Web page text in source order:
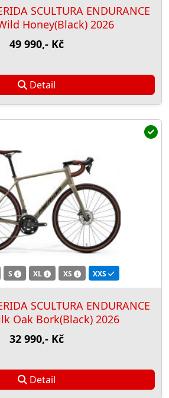
SCULTURA ENDURANCE
Honey(Black) 2026
49 990,- Kč
Detail
S XL XS XXS
SCULTURA ENDURANCE
Oak Bork(Black) 2026
32 990,- Kč
Detail